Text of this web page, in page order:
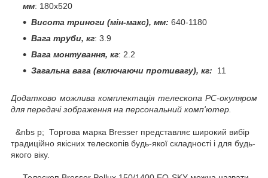
мм: 180x520
Висота триноги (мін-макс), мм: 640-1180
Вага труби, кг: 3.9
Вага монтування, кг: 2.2
Загальна вага (включаючи противагу), кг:
11
Додатково можлива комплектація телескопа РС-окуляром
для передачі зображення на персональний комп'ютер.
&nbs p; Торгова марка Bresser представляє широкий вибір
традиційно якісних телескопів будь-якої складності і для будь-
якого віку.